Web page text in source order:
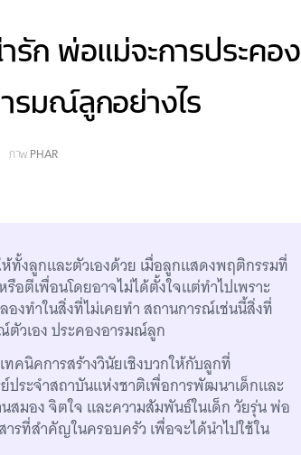
รัก พ่อแม่จะการประคอง
รมณ์ลูกอย่างไร
ภาพ PHAR
ห้ทั้งลูกและตัวเองด้วย เมื่อลูกแสดงพฤติกรรมที่
อตีเพื่อนโดยอาจไม่ได้ตั้งใจแต่ทำไปเพราะ
งทำในสิ่งที่ไม่เคยทำ สถานการณ์เช่นนี้สิ่งที่
วเอง ประคองอารมณ์ลูก
คนิคการสร้างวินัยเชิงบวกให้กับลูกที่
ประจำสถาบันแห่งชาติเพื่อการพัฒนาเด็กและ
มอง จิตใจ และความสัมพันธ์ในเด็ก วัยรุ่น พ่อ
รที่สำคัญในครอบครัว เพื่อจะได้นำไปใช้ใน